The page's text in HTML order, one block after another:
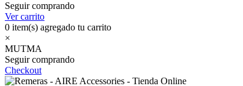
Seguir comprando
Ver carrito
0 item(s) agregado tu carrito
×
MUTMA
Seguir comprando
Checkout